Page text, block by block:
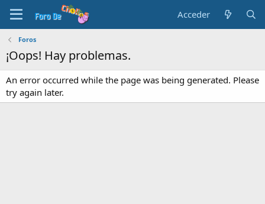
Acceder
Foros
¡Oops! Hay problemas.
An error occurred while the page was being generated. Please
try again later.